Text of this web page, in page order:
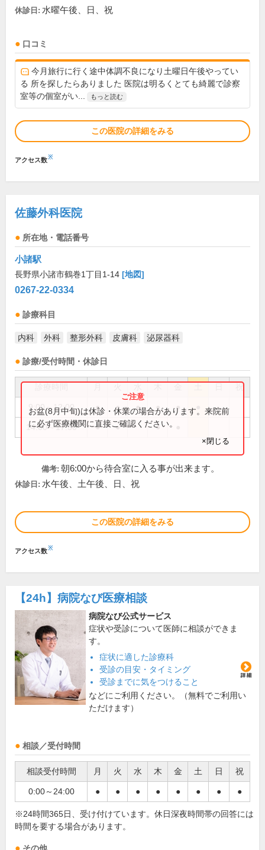
休診日: 水曜午後、日、祝
口コミ
今月旅行に行く途中体調不良になり土曜日午後やってい
る 所を探したらありました 医院は明るくとても綺麗で診察
室等の個室がい...
もっと読む
この医院の詳細をみる
アクセス数※
佐藤外科医院
所在地・電話番号
小諸駅
長野県小諸市鶴巻1丁目1-14 [地図]
0267-22-0334
診療科目
内科 外科 整形外科 皮膚科 泌尿器科
診療/受付時間・休診日
祝
9:00～12:00 ● ● ● ● ●
14:00～17:30 ● ● ●
お盆(8月中旬)は休診・休業の場合があります。来院前
に必ず医療機関に直接ご確認ください。
×閉じる
備考: 朝6:00から待合室に入る事が出来ます。
休診日: 水午後、土午後、日、祝
この医院の詳細をみる
アクセス数※
【24h】 病院なび医療相談
病院なび公式サービス
症状や受診について医師に相談ができま
す。
症状に適した診療科
受診の目安・タイミング
受診までに気をつけること
などにご利用ください。（無料でご利用い
ただけます）
相談／受付時間
相談受付時間 月 火 水 木 金 土 日 祝
0:00～24:00 ● ● ● ● ● ● ● ●
※24時間365日、受け付けています。休日深夜時間帯の回答には
時間を要する場合があります。